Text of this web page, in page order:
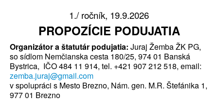
1./ ročník, 19.9.2026
PROPOZÍCIE PODUJATIA
Organizátor a štatutár podujatia: Juraj Žemba ŽK PG,
so sídlom Nemčianska cesta 180/25, 974 01 Banská
Bystrica, IČO 484 11 914, tel. +421 907 212 518, email:
zemba.juraj@gmail.com
v spolupráci s Mesto Brezno, Nám. gen. M.R. Štefánika 1,
977 01 Brezno